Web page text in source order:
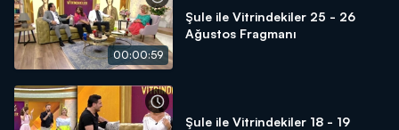
00:00:59
Şule ile Vitrindekiler 25 - 26
Ağustos Fragmanı
Şule ile Vitrindekiler 18 - 19